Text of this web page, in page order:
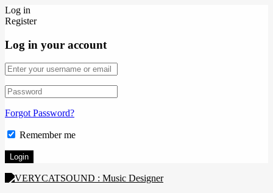
Log in
Register
Log in your account
Forgot Password?
Remember me